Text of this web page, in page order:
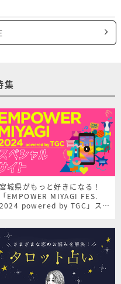
集
宮城県がもっと好きになる！
「EMPOWER MIYAGI FES.
2024 powered by TGC」スペ